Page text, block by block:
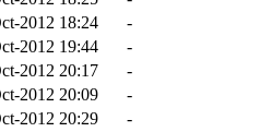
2012 18:24
-
2012 19:44
-
2012 20:17
-
2012 20:09
-
2012 20:29
-